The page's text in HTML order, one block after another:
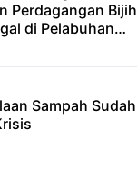
Perdagangan Bijih
di Pelabuhan
Sampah Sudah